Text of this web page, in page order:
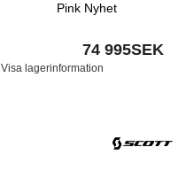
Pink Nyhet
74 995SEK
Visa lagerinformation